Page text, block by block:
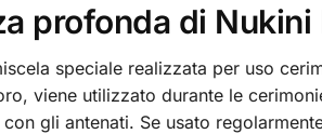
profonda di Nukini
speciale realizzata per uso
viene utilizzato durante le
gli antenati. Se usato